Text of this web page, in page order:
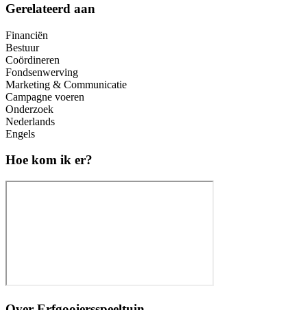
Gerelateerd aan
Financiën
Bestuur
Coördineren
Fondsenwerving
Marketing & Communicatie
Campagne voeren
Onderzoek
Nederlands
Engels
Hoe kom ik er?